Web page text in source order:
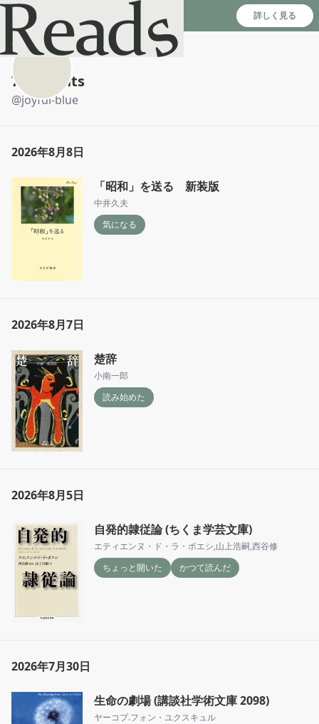
Reads - 読書のSNS＆記録アプリ 詳しく見る
7th-nights
@joyful-blue
2026年8月8日
「昭和」を送る 新装版
中井久夫
気になる
2026年8月7日
楚辞
小南一郎
読み始めた
2026年8月5日
自発的隷従論 (ちくま学芸文庫)
エティエンヌ・ド・ラ・ボエシ,山上浩嗣,西谷修
ちょっと開いた
かつて読んだ
2026年7月30日
生命の劇場 (講談社学術文庫 2098)
ヤーコプ.フォン・ユクスキュル